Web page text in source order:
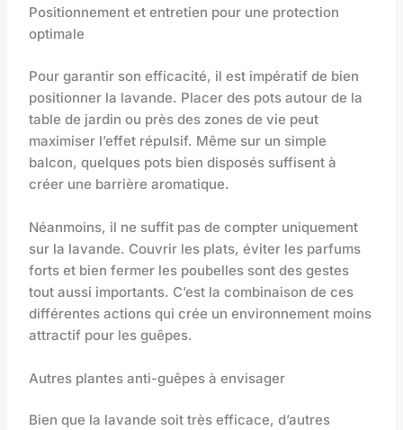
Positionnement et entretien pour une protection
optimale
Pour garantir son efficacité, il est impératif de bien
positionner la lavande. Placer des pots autour de la
table de jardin ou près des zones de vie peut
maximiser l’effet répulsif. Même sur un simple
balcon, quelques pots bien disposés suffisent à
créer une barrière aromatique.
Néanmoins, il ne suffit pas de compter uniquement
sur la lavande. Couvrir les plats, éviter les parfums
forts et bien fermer les poubelles sont des gestes
tout aussi importants. C’est la combinaison de ces
différentes actions qui crée un environnement moins
attractif pour les guêpes.
Autres plantes anti-guêpes à envisager
Bien que la lavande soit très efficace, d’autres